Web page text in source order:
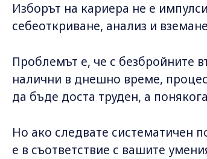
Изборът на кариера не е
себеоткриване, анализ и
Проблемът е, че с безбройните
налични в днешно време,
да бъде доста труден, а
Но ако следвате систематичен
е в съответствие с вашите